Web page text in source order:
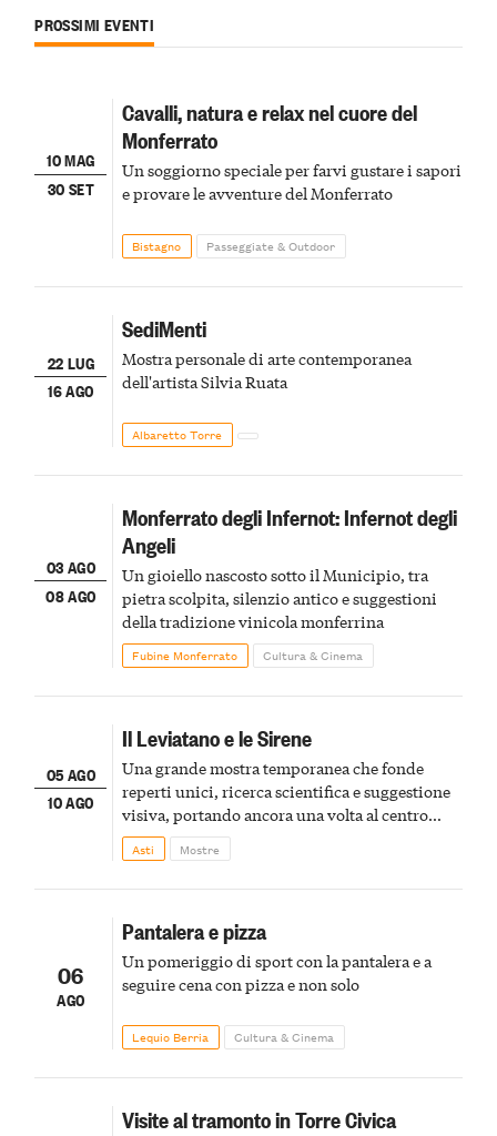
PROSSIMI EVENTI
10 MAG
30 SET
Cavalli, natura e relax nel cuore del
Monferrato
Un soggiorno speciale per farvi gustare i sapori
e provare le avventure del Monferrato
Bistagno Passeggiate & Outdoor
22 LUG
16 AGO
SediMenti
Mostra personale di arte contemporanea
dell'artista Silvia Ruata
Albaretto Torre
03 AGO
08 AGO
Monferrato degli Infernot: Infernot degli
Angeli
Un gioiello nascosto sotto il Municipio, tra
pietra scolpita, silenzio antico e suggestioni
della tradizione vinicola monferrina
Fubine Monferrato Cultura & Cinema
05 AGO
10 AGO
Il Leviatano e le Sirene
Una grande mostra temporanea che fonde
reperti unici, ricerca scientifica e suggestione
visiva, portando ancora una volta al centro
della scena le meraviglie del passato astigiano
Asti Mostre
06
AGO
Pantalera e pizza
Un pomeriggio di sport con la pantalera e a
seguire cena con pizza e non solo
Lequio Berria Cultura & Cinema
Visite al tramonto in Torre Civica